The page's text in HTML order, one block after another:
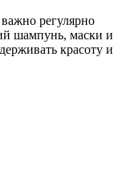
регулярно
шампунь, маски и
красоту и